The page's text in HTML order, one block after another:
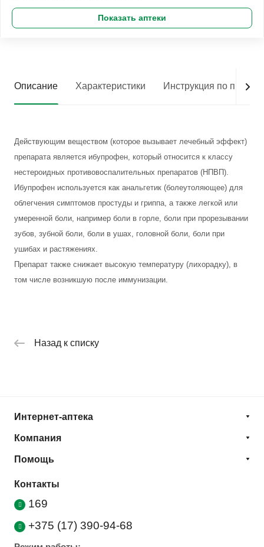
Показать аптеки
Описание Характеристики Инструкция по
Действующим веществом (которое вызывает лечебный эффект)
препарата является ибупрофен, который относится к классу
нестероидных противовоспалительных препаратов (НПВП).
Ибупрофен используется как анальгетик (болеутоляющее) для
облегчения симптомов простуды и гриппа, а также легкой или
умеренной боли, например боли в горле, боли при прорезывании
зубов, зубной боли, боли в ушах, головной боли, боли при
ушибах и растяжениях.
Препарат также снижает высокую температуру (лихорадку), в
том числе возникшую после иммунизации.
Назад к списку
Интернет-аптека
Компания
Помощь
Контакты
169
+375 (17) 390-94-68